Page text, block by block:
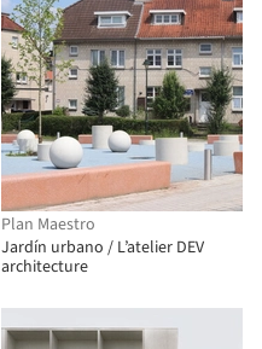
Plan Maestro
Jardín urbano / L’atelier DEV
architecture